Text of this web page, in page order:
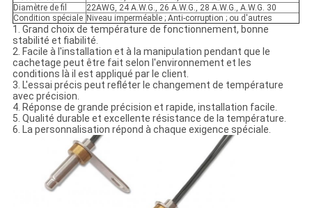
Diamètre de fil
22AWG, 24 A.W.G., 26 A.W.G., 28 A.W.G., A.W.G. 30
Condition spéciale Niveau imperméable ; Anti-corruption ; ou d'autres
1. Grand choix de température de fonctionnement, bonne
stabilité et fiabilité.
2. Facile à l'installation et à la manipulation pendant que le
cachetage peut être fait selon l'environnement et les
conditions là il est appliqué par le client.
3. L'essai précis peut refléter le changement de température
avec précision.
4. Réponse de grande précision et rapide, installation facile.
5. Qualité durable et excellente résistance de la température.
6. La personnalisation répond à chaque exigence spéciale.